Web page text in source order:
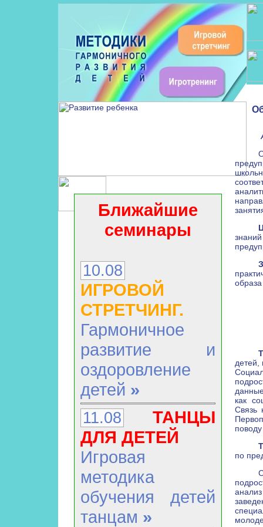
Ближайшие
семинары
10.08
ИГРОВОЙ
СТРЕТЧИНГ.
Гармоничное
развитие и
оздоровление
детей »
11.08
ТАНЦЫ
ДЛЯ ДЕТЕЙ
Игровая
методика
обучения детей
танцам »
детей,
как
Связь
по